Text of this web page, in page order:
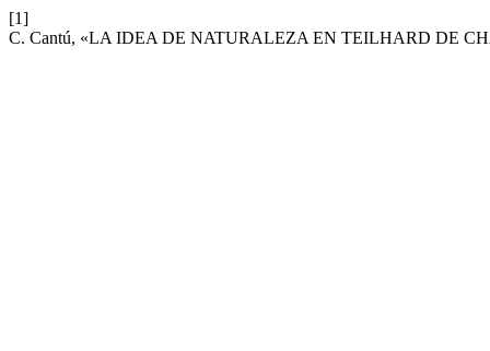
[1]
C. Cantú, «LA IDEA DE NATURALEZA EN TEILHARD DE